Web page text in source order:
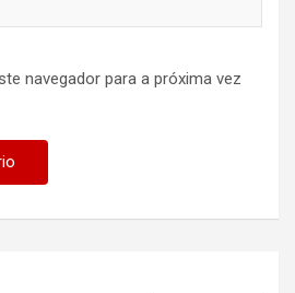
navegador para a próxima vez